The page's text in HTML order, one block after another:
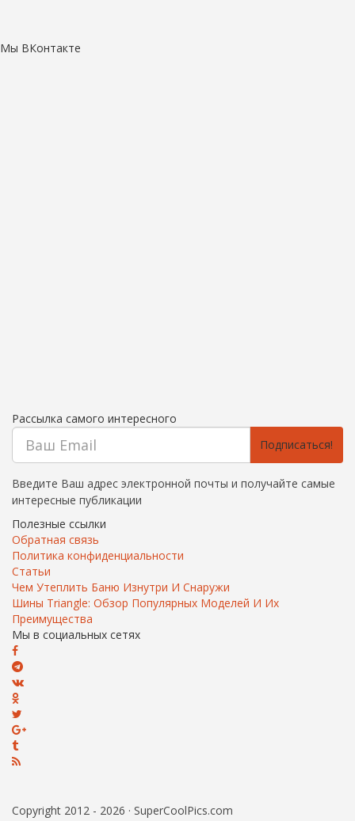
Мы ВКонтакте
Рассылка самого интересного
Подписаться!
Введите Ваш адрес электронной почты и получайте самые
интересные публикации
Полезные ссылки
Обратная связь
Политика конфиденциальности
Статьи
Чем Утеплить Баню Изнутри И Снаружи
Шины Triangle: Обзор Популярных Моделей И Их
Преимущества
Мы в социальных сетях
Copyright 2012 - 2026 · SuperCoolPics.com